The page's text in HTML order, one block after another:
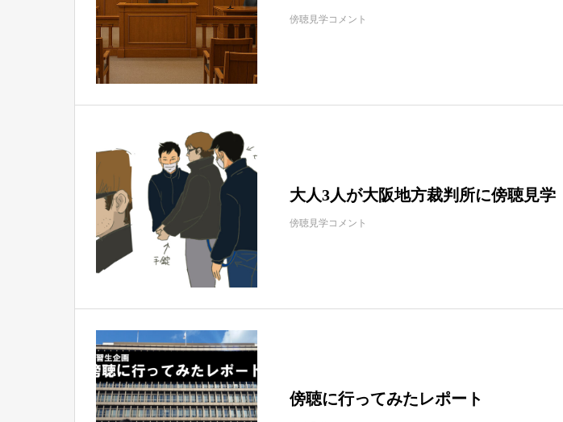
傍聴見学コメント
大人3人が大阪地方裁判所に傍聴見学
傍聴見学コメント
傍聴に行ってみたレポート